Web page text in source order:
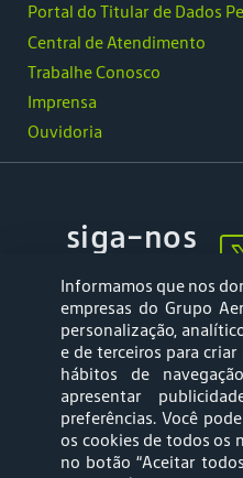
Ouvidoria
Portal do Titular de Dados
Central de Atendimento
Trabalhe Conosco
Imprensa
siga-nos
Mapa web
Informamos que nos
empresas do Grupo
personalização,
e de terceiros para
hábitos de
apresentar
preferências. Você
os cookies de todos os
no botão “Aceitar